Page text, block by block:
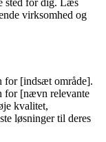
sted for dig. Læs
virksomhed og
for [indsæt område].
for [nævn relevante
kvalitet,
løsninger til deres